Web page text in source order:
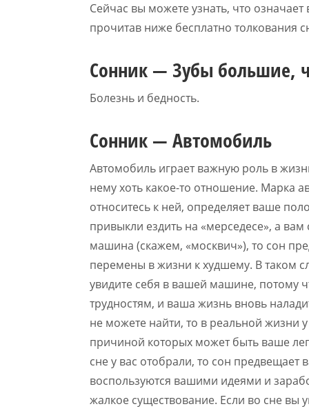
Сейчас вы можете узнать, что
прочитав ниже бесплатно толкования
Сонник — Зубы большие,
Болезнь и бедность.
Сонник — Автомобиль
Автомобиль играет важную роль в
нему хоть какое-то отношение. Марка
относитесь к ней, определяет ваше
привыкли ездить на «мерседесе», а
машина (скажем, «москвич»), то сон
перемены в жизни к худшему. В таком
увидите себя в вашей машине, потому
трудностям, и ваша жизнь вновь
не можете найти, то в реальной жизни
причиной которых может быть ваше
сне у вас отобрали, то сон предвещает
воспользуются вашими идеями и
жалкое существование. Если во сне вы